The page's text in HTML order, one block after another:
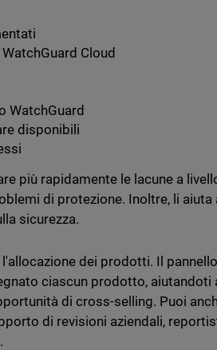
Cloud
WatchGuard
disponibili
più rapidamente le lacune a
di protezione. Inoltre, li aiuta
sicurezza.
dei prodotti. Il
ciascun prodotto, aiutandoti
di cross-selling. Puoi
di revisioni aziendali,